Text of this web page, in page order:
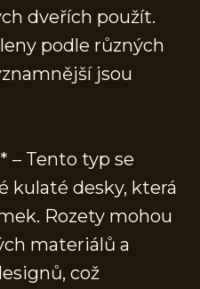
dveřích použít.
podle různých
jsou
– Tento typ se
kulaté desky, která
Rozety mohou
materiálů a
což